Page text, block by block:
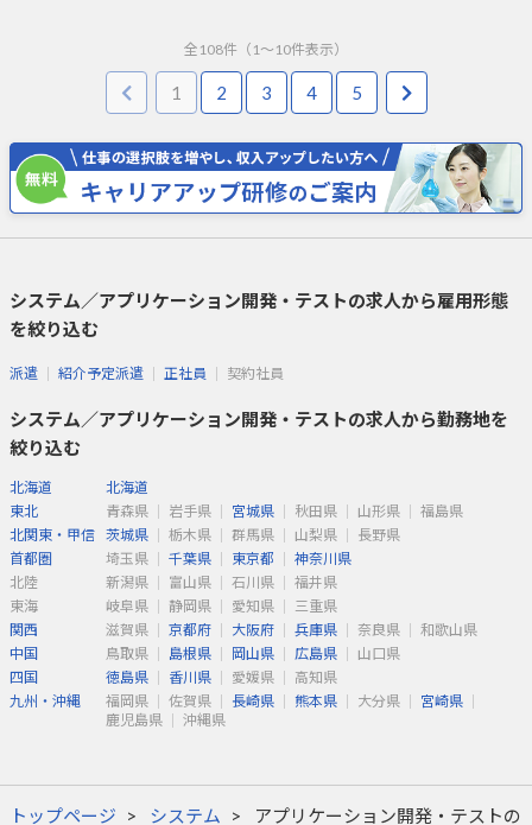
全 108件（ 1 ～ 10件表示）
1 2 3 4 5
システム／アプリケーション開発・テストの求人から雇用形態
を絞り込む
派遣 紹介予定派遣 正社員 契約社員
システム／アプリケーション開発・テストの求人から勤務地を
絞り込む
北海道
北海道
東北
青森県 岩手県 宮城県 秋田県 山形県
福島県
北関東・甲信
茨城県 栃木県 群馬県 山梨県
長野県
首都圏
埼玉県 千葉県 東京都
神奈川県
北陸
新潟県 富山県 石川県
福井県
東海
岐阜県 静岡県 愛知県
三重県
関西
滋賀県 京都府 大阪府 兵庫県 奈良県
和歌山県
中国
鳥取県 島根県 岡山県 広島県
山口県
四国
徳島県 香川県 愛媛県
高知県
九州・沖縄
福岡県 佐賀県 長崎県 熊本県 大分県
宮崎県
鹿児島県
沖縄県
トップページ システム アプリケーション開発・テストの